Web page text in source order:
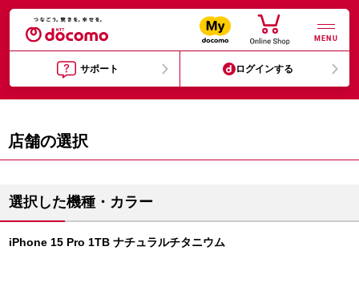
MENU
サポート ログインする
店舗の選択
選択した機種・カラー
iPhone 15 Pro 1TB ナチュラルチタニウム